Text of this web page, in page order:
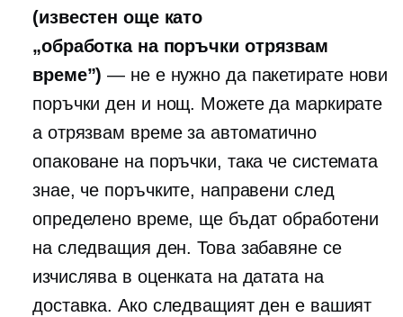
(известен още като
„обработка на поръчки отрязвам
време”) — не е нужно да пакетирате нови
поръчки ден и нощ. Можете да маркирате
a отрязвам време за автоматично
опаковане на поръчки, така че системата
знае, че поръчките, направени след
определено време, ще бъдат обработени
на следващия ден. Това забавяне се
изчислява в оценката на датата на
доставка. Ако следващият ден е вашият